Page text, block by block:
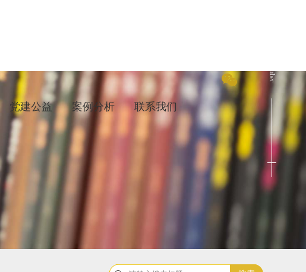
党建公益 案例分析 联系我们
Cenact Member